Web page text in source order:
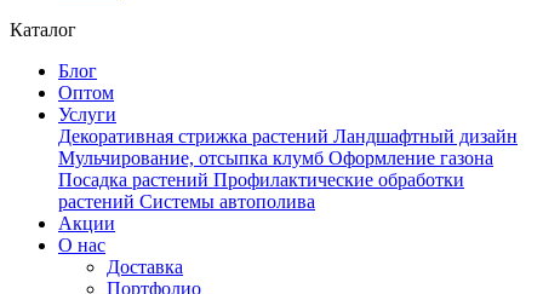
Каталог
Блог
Оптом
Услуги
Декоративная стрижка растений Ландшафтный дизайн
Мульчирование, отсыпка клумб Оформление газона
Посадка растений Профилактические обработки
растений Системы автополива
Акции
О нас
Доставка
Портфолио